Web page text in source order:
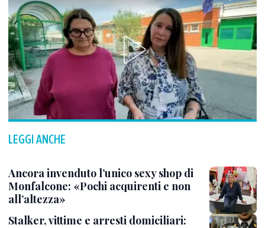
LEGGI ANCHE
Ancora invenduto l’unico sexy shop di
Monfalcone: «Pochi acquirenti e non
all’altezza»
Stalker, vittime e arresti domiciliari: